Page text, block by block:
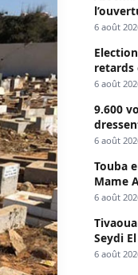
de la
6 août
retards
clair
6 août
9.600
6 août
Touba
Mame
des
6 août
Seydi
lundi
6 août